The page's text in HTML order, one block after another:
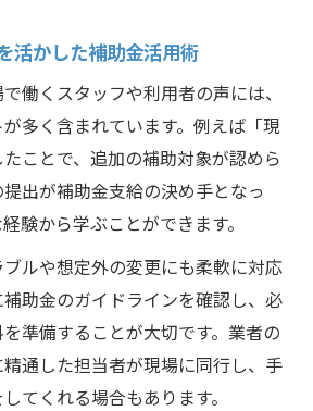
活かした補助金活用術
働くスタッフや利用者の声には、
多く含まれています。例えば「現
ことで、追加の補助対象が認めら
出が補助金支給の決め手となっ
験から学ぶことができます。
ルや想定外の変更にも柔軟に対応
助金のガイドラインを確認し、必
準備することが大切です。業者の
通した担当者が現場に同行し、手
てくれる場合もあります。